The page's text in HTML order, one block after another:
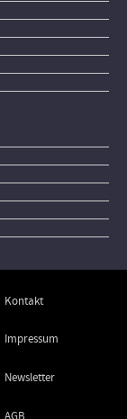
Kontakt
Impressum
Newsletter
AGB